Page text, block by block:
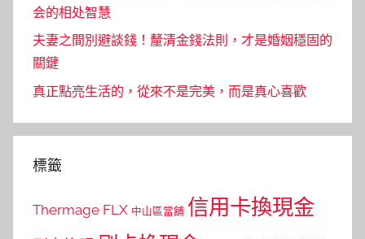
会的相处智慧
夫妻之間別避談錢！釐清金錢法則，才是婚姻穩固的
關鍵
真正點亮生活的，從來不是完美，而是真心喜歡
標籤
Thermage FLX 中山區當舖 信用卡換現金